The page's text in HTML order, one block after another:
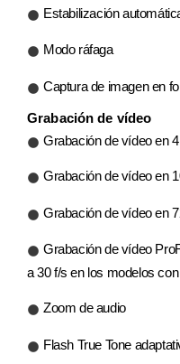
Estabilización
Modo ráfaga
Captura de imagen en
Grabación de vídeo
Grabación de vídeo en
Grabación de vídeo en
Grabación de vídeo en
Grabación de vídeo
a 30 f/s en los modelos
Zoom de audio
Flash True Tone